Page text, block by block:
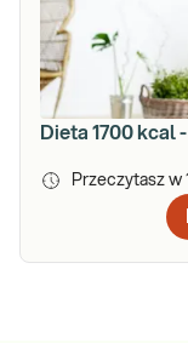
Dieta 1700 kcal
Przeczytasz w